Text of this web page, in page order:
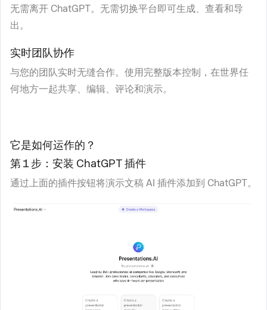
无需离开 ChatGPT。无需切换平台即可生成、查看和导
出。
实时团队协作
与您的团队实时无缝合作。使用完整版本控制，在世界任
何地方一起共享、编辑、评论和演示。
它是如何运作的？
第 1 步：安装 ChatGPT 插件
通过上面的插件按钮将演示文稿 AI 插件添加到 ChatGPT。